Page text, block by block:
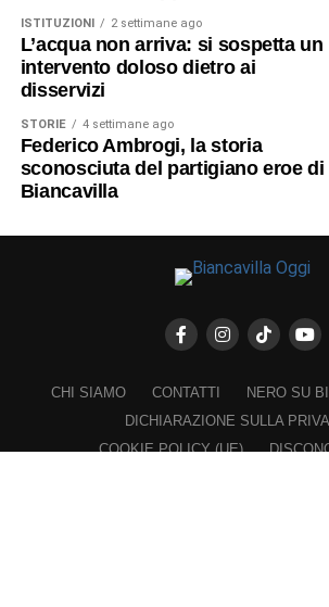
ISTITUZIONI 2 settimane ago
L’acqua non arriva: si sospetta un
intervento doloso dietro ai
disservizi
STORIE 4 settimane ago
Federico Ambrogi, la storia
sconosciuta del partigiano eroe di
Biancavilla
CHI SIAMO CONTATTI
NERO SU
DICHIARAZIONE SULLA
COOKIE POLICY (UE)